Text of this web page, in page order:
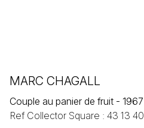
MARC CHAGALL
Couple au panier de fruit - 1967
Ref Collector Square : 43 13 40